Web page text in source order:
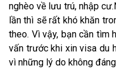
nghèo về lưu trú, nhập
lần thì sẽ rất khó khăn
theo. Vì vậy, bạn cần tìm
vấn trước khi xin visa du
vì những lý do không